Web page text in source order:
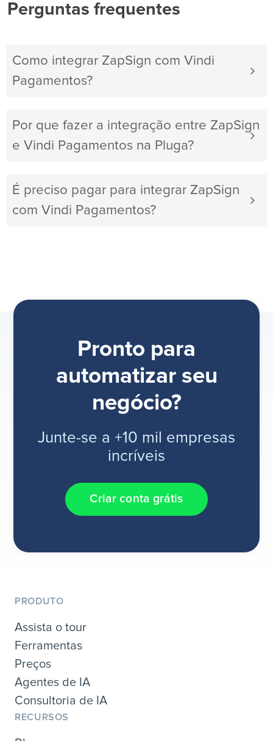
Perguntas frequentes
Como integrar ZapSign com Vindi
Pagamentos?
Por que fazer a integração entre ZapSign
e Vindi Pagamentos na Pluga?
É preciso pagar para integrar ZapSign
com Vindi Pagamentos?
Pronto para
automatizar seu
negócio?
Junte-se a +10 mil empresas
incríveis
Criar conta grátis
PRODUTO
Assista o tour
Ferramentas
Preços
Agentes de IA
Consultoria de IA
RECURSOS